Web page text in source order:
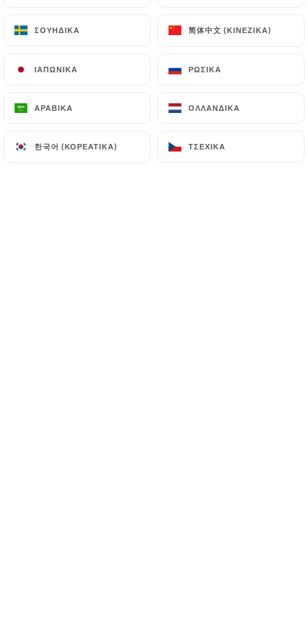
ΣΟΥΗΔΙΚΆ 简体中文 (ΚΙΝΈΖΙΚΑ)
ΙΑΠΩΝΙΚΆ ΡΩΣΙΚΆ
ΑΡΑΒΙΚΆ ΟΛΛΑΝΔΙΚΆ
한국어 (ΚΟΡΕΆΤΙΚΑ) ΤΣΈΧΙΚΑ
ΣΟΥΗΔΙΚΆ 简体中文 (ΚΙΝΈΖΙΚΑ)
ΙΑΠΩΝΙΚΆ ΡΩΣΙΚΆ
ΑΡΑΒΙΚΆ ΟΛΛΑΝΔΙΚΆ
한국어 (ΚΟΡΕΆΤΙΚΑ) ΤΣΈΧΙΚΑ